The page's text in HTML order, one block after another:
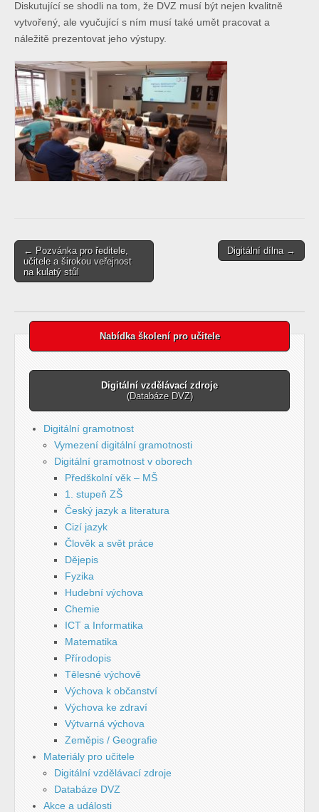
Diskutující se shodli na tom, že DVZ musí být nejen kvalitně
vytvořený, ale vyučující s ním musí také umět pracovat a
náležitě prezentovat jeho výstupy.
Post
navigation
← Pozvánka pro ředitele,
učitele a širokou veřejnost
na kulatý stůl
Digitální dílna →
Nabídka školení pro učitele
Digitální vzdělávací zdroje
(Databáze DVZ)
Digitální gramotnost
Vymezení digitální gramotnosti
Digitální gramotnost v oborech
Předškolní věk – MŠ
1. stupeň ZŠ
Český jazyk a literatura
Cizí jazyk
Člověk a svět práce
Dějepis
Fyzika
Hudební výchova
Chemie
ICT a Informatika
Matematika
Přírodopis
Tělesné výchově
Výchova k občanství
Výchova ke zdraví
Výtvarná výchova
Zeměpis / Geografie
Materiály pro učitele
Digitální vzdělávací zdroje
Databáze DVZ
Akce a události